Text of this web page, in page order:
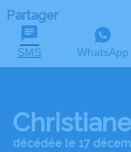
Partager
SMS WhatsApp
décédée le 17